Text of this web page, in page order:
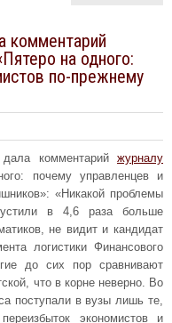
комментарий
на одного:
по-прежнему
комментарий журналу
почему управленцев и
«Никакой проблемы
в 4,6 раза больше
не видит и кандидат
логистики Финансового
до сих пор сравнивают
что в корне неверно. Во
поступали в вузы лишь те,
экономистов и